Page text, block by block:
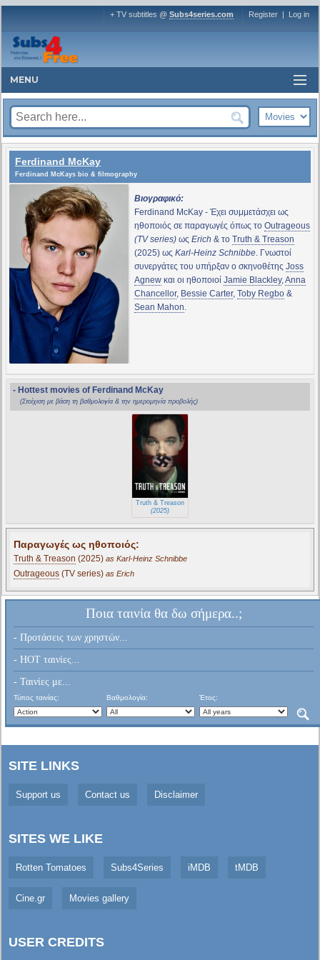
+ TV subtitles @ Subs4series.com Register | Log in
MENU
Ferdinand McKay
Ferdinand McKays bio & filmography
Βιογραφικό:
Ferdinand McKay - Έχει συμμετάσχει ως
ηθοποιός σε παραγωγές όπως το Outrageous
(TV series)ως Erich & το Truth & Treason
(2025) ως Karl-Heinz Schnibbe. Γνωστοί
συνεργάτες του υπήρξαν ο σκηνοθέτης Joss
Agnewκαι οι ηθοποιοί Jamie Blackley,Anna
Chancellor, Bessie Carter, Toby Regbo&
Sean Mahon.
- Hottest movies of Ferdinand McKay
(Στοίχιση με βάση τη βαθμολογία & την ημερομηνία προβολής)
Truth & Treason
(2025)
Παραγωγές ως ηθοποιός:
Truth & Treason (2025) as Karl-Heinz Schnibbe
Outrageous (TV series) as Erich
Ποια ταινία θα δω σήμερα..;
- Προτάσεις των χρηστών...
- HOT ταινίες...
- Ταινίες με...
Τύπος ταινίας: Βαθμολογία: Έτος:
SITE LINKS
Support us Contact us Disclaimer
SITES WE LIKE
Rotten Tomatoes Subs4Series iMDB tMDB
Cine.gr Movies gallery
USER CREDITS